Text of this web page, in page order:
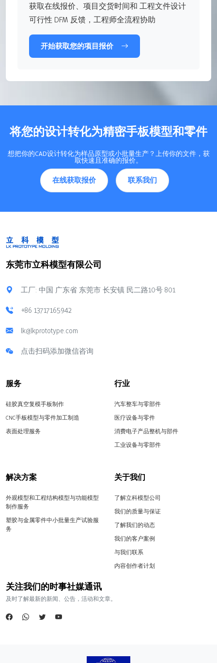
获取在线报价、项目交货时间和 工程文件设计
可行性 DFM 反馈，工程师全流程协助
开始获取您的项目报价
将您的设计转化为精密手板模型和零件
想把你的CAD设计转化为样品原型或小批量生产？上传你的文件，获
取快速且准确的报价。
在线获取报价 联系我们
东莞市立科模型有限公司
工厂: 中国 广东省 东莞市 长安镇 民二路10号 801
+86 13717165942
lk@lkprototype.com
点击扫码添加微信咨询
服务
硅胶真空复模手板制作
CNC手板模型与零件加工制造
表面处理服务
行业
汽车整车与零部件
医疗设备与零件
消费电子产品整机与部件
工业设备与零部件
解决方案
外观模型和工程结构模型与功能模型
制作服务
塑胶与金属零件中小批量生产试验服
务
关于我们
了解立科模型公司
我们的质量与保证
了解我们的动态
我们的客户案例
与我们联系
内容创作者计划
关注我们的时事社媒通讯
及时了解最新的新闻、公告，活动和文章。